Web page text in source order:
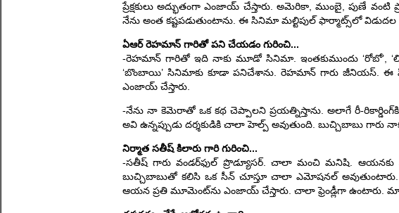
ప్రేక్షకులు అద్భుతంగా ఎంజాయ్ చేస్తారు. అమెరికా, ముంబై, పుణే వంటి
నేను అంత కష్టపడుతుంటాను. ఈ సినిమా మల్టిపుల్ ఫార్మాట్స్‌లో విడుదల
ఏఆర్ రెహమాన్ గారితో పని చేయడం గురించి...
-రెహమాన్ గారితో ఇది నాకు మూడో సినిమా. ఇంతకుముందు ‘రోబో’,
‘బొంబాయి’ సినిమాకు కూడా పనిచేశాను. రెహమాన్ గారు జీనియస్. ఈ
ఎంజాయ్ చేస్తారు.
-నేను నా కెమెరాతో ఒక కథ చెప్పాలని ప్రయత్నిస్తాను. అలాగే రీ-
అవి ఉన్నప్పుడు దర్శకుడికి చాలా హెల్ప్ అవుతుంది. బుచ్చిబాబు
నిర్మాత సతీష్ కిలారు గారి గురించి...
-సతీష్ గారు వండర్‌ఫుల్ ప్రొడ్యూసర్. చాలా మంచి మనిషి.
బుచ్చిబాబుతో కలిసి ఒక సీన్ చూస్తూ చాలా ఎమోషనల్
ఆయన ప్రతి మూమెంట్‌ను ఎంజాయ్ చేస్తారు. చాలా ఫ్రెండ్లీగా ఉంటారు.